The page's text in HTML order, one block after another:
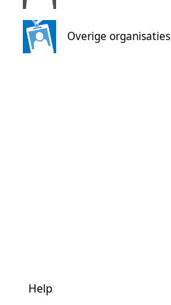
Overige organisaties
Help